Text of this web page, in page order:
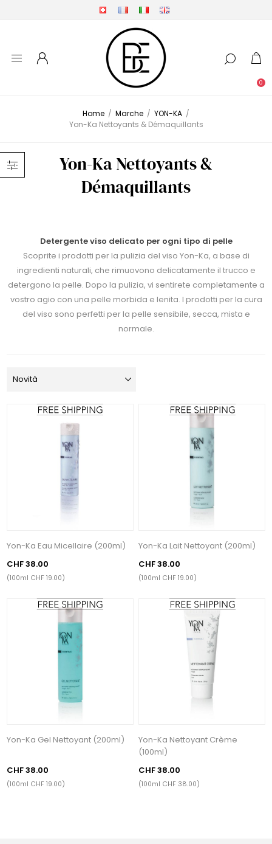
0
Home / Marche / YON-KA /
Yon-Ka Nettoyants & Démaquillants
Yon-Ka Nettoyants &
Démaquillants
Detergente viso delicato per ogni tipo di pelle
Scoprite i prodotti per la pulizia del viso Yon-Ka, a base di
ingredienti naturali, che rimuovono delicatamente il trucco e
detergono la pelle. Dopo la pulizia, vi sentirete completamente a
vostro agio con una pelle morbida e lenita. I prodotti per la cura
del viso sono perfetti per la pelle sensibile, secca, mista e
normale.
Yon-Ka Eau Micellaire (200ml)
CHF 38.00
(100ml CHF 19.00)
Yon-Ka Lait Nettoyant (200ml)
CHF 38.00
(100ml CHF 19.00)
Yon-Ka Gel Nettoyant (200ml)
CHF 38.00
(100ml CHF 19.00)
Yon-Ka Nettoyant Crème
(100ml)
CHF 38.00
(100ml CHF 38.00)